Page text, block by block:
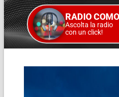
RADIO
Ascolta la radio
con un click!